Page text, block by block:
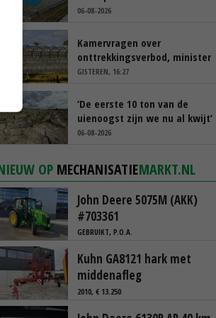
afgelopen week al leeg’
06-08-2026
Kamervragen over
onttrekkingsverbod, minister
spreekt van ‘ondernemersrisico’
GISTEREN, 16:27
‘De eerste 10 ton van de
uienoogst zijn we nu al kwijt’
06-08-2026
OP MECHANISATIEMARKT.NL
John Deere 5075M (AKK)
#703361
GEBRUIKT, P.O.A.
Kuhn GA8121 hark met
middenafleg
2010, € 13.250